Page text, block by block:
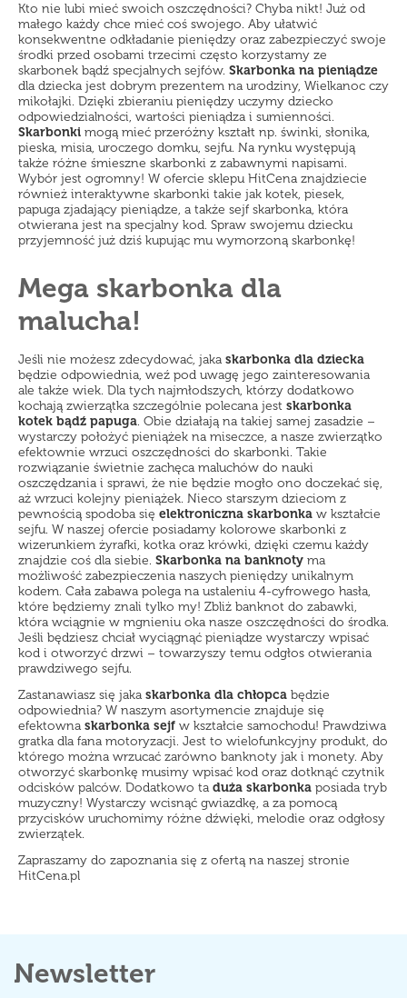
Kto nie lubi mieć swoich oszczędności? Chyba nikt! Już od
małego każdy chce mieć coś swojego. Aby ułatwić
konsekwentne odkładanie pieniędzy oraz zabezpieczyć swoje
środki przed osobami trzecimi często korzystamy ze
skarbonek bądź specjalnych sejfów. Skarbonka na pieniądze
dla dziecka jest dobrym prezentem na urodziny, Wielkanoc czy
mikołajki. Dzięki zbieraniu pieniędzy uczymy dziecko
odpowiedzialności, wartości pieniądza i sumienności.
Skarbonki mogą mieć przeróżny kształt np. świnki, słonika,
pieska, misia, uroczego domku, sejfu. Na rynku występują
także różne śmieszne skarbonki z zabawnymi napisami.
Wybór jest ogromny! W ofercie sklepu HitCena znajdziecie
również interaktywne skarbonki takie jak kotek, piesek,
papuga zjadający pieniądze, a także sejf skarbonka, która
otwierana jest na specjalny kod. Spraw swojemu dziecku
przyjemność już dziś kupując mu wymorzoną skarbonkę!
Mega skarbonka dla
malucha!
Jeśli nie możesz zdecydować, jaka skarbonka dla dziecka
będzie odpowiednia, weź pod uwagę jego zainteresowania
ale także wiek. Dla tych najmłodszych, którzy dodatkowo
kochają zwierzątka szczególnie polecana jest skarbonka
kotek bądź papuga. Obie działają na takiej samej zasadzie –
wystarczy położyć pieniążek na miseczce, a nasze zwierzątko
efektownie wrzuci oszczędności do skarbonki. Takie
rozwiązanie świetnie zachęca maluchów do nauki
oszczędzania i sprawi, że nie będzie mogło ono doczekać się,
aż wrzuci kolejny pieniążek. Nieco starszym dzieciom z
pewnością spodoba się elektroniczna skarbonka w kształcie
sejfu. W naszej ofercie posiadamy kolorowe skarbonki z
wizerunkiem żyrafki, kotka oraz krówki, dzięki czemu każdy
znajdzie coś dla siebie. Skarbonka na banknoty ma
możliwość zabezpieczenia naszych pieniędzy unikalnym
kodem. Cała zabawa polega na ustaleniu 4-cyfrowego hasła,
które będziemy znali tylko my! Zbliż banknot do zabawki,
która wciągnie w mgnieniu oka nasze oszczędności do środka.
Jeśli będziesz chciał wyciągnąć pieniądze wystarczy wpisać
kod i otworzyć drzwi – towarzyszy temu odgłos otwierania
prawdziwego sejfu.
Zastanawiasz się jaka skarbonka dla chłopca będzie
odpowiednia? W naszym asortymencie znajduje się
efektowna skarbonka sejf w kształcie samochodu! Prawdziwa
gratka dla fana motoryzacji. Jest to wielofunkcyjny produkt, do
którego można wrzucać zarówno banknoty jak i monety. Aby
otworzyć skarbonkę musimy wpisać kod oraz dotknąć czytnik
odcisków palców. Dodatkowo ta duża skarbonka posiada tryb
muzyczny! Wystarczy wcisnąć gwiazdkę, a za pomocą
przycisków uruchomimy różne dźwięki, melodie oraz odgłosy
zwierzątek.
Zapraszamy do zapoznania się z ofertą na naszej stronie
HitCena.pl
Newsletter